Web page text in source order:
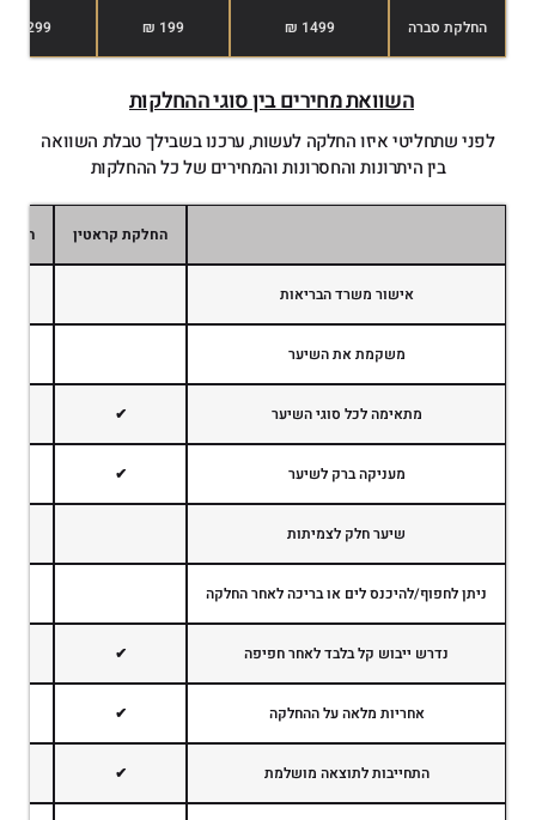
החלקת סברה 1499 ₪
199 ₪
299 ₪
השוואת מחירים בין סוגי ההחלקות
לפני שתחליטי איזו החלקה לעשות, ערכנו בשבילך טבלת השוואה
בין היתרונות והחסרונות והמחירים של כל ההחלקות
החלקת קראטין
אישור משרד הבריאות
משקמת את השיער
מתאימה לכל סוגי השיער ✔
מעניקה ברק לשיער ✔
שיער חלק לצמיתות
ניתן לחפוף/להיכנס לים או בריכה לאחר החלקה
נדרש ייבוש קל בלבד לאחר חפיפה ✔
אחריות מלאה על ההחלקה ✔
התחייבות לתוצאה מושלמת ✔